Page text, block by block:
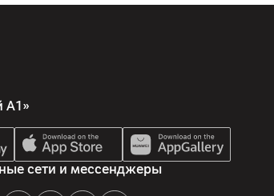
А1»
сети и мессенджеры